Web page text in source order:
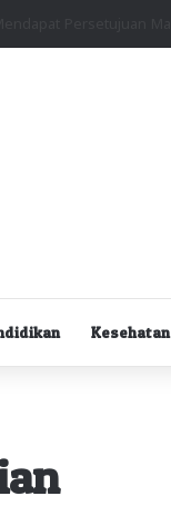
Kesehatan